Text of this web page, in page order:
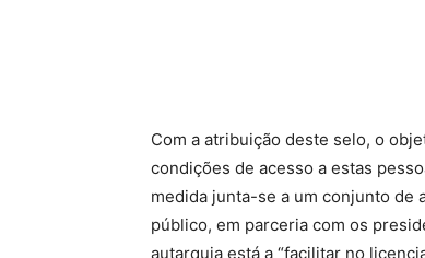
Com a atribuição deste selo, o
condições de acesso a estas
medida junta-se a um conjunto de
público, em parceria com os
autarquia está a “facilitar no